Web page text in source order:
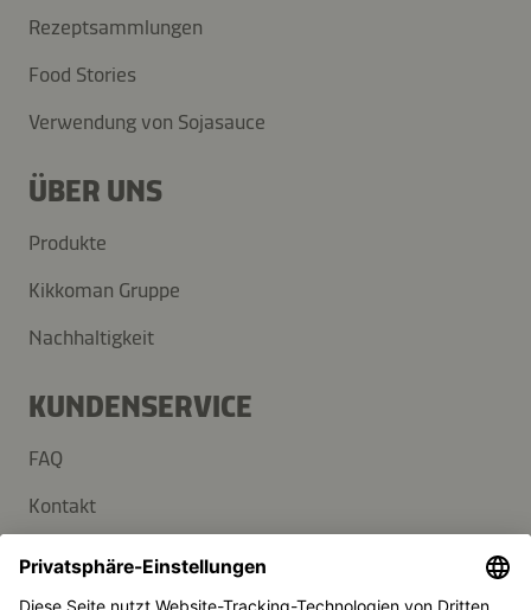
Rezeptsammlungen
Food Stories
Verwendung von Sojasauce
ÜBER UNS
Produkte
Kikkoman Gruppe
Nachhaltigkeit
KUNDENSERVICE
FAQ
Kontakt
Newsletter
Presse